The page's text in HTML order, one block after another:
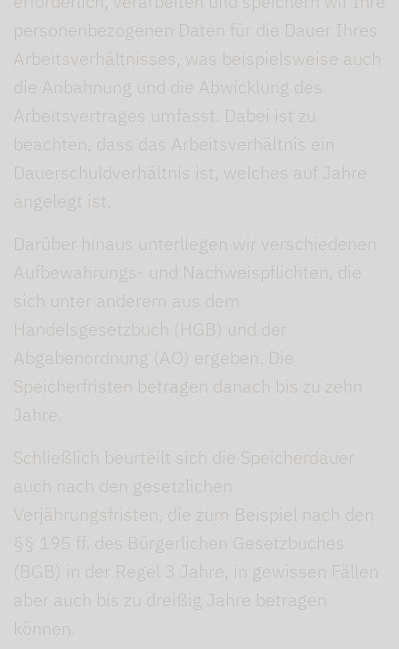
personenbezogenen Daten für die Dauer Ihres
Arbeitsverhältnisses, was beispielsweise auch
die Anbahnung und die Abwicklung des
Arbeitsvertrages umfasst. Dabei ist zu
beachten, dass das Arbeitsverhältnis ein
Dauerschuldverhältnis ist, welches auf Jahre
angelegt ist.
Darüber hinaus unterliegen wir verschiedenen
Aufbewahrungs- und Nachweispflichten, die
sich unter anderem aus dem
Handelsgesetzbuch (HGB) und der
Abgabenordnung (AO) ergeben. Die
Speicherfristen betragen danach bis zu zehn
Jahre.
Schließlich beurteilt sich die Speicherdauer
auch nach den gesetzlichen
Verjährungsfristen, die zum Beispiel nach den
§§ 195 ff. des Bürgerlichen Gesetzbuches
(BGB) in der Regel 3 Jahre, in gewissen Fällen
aber auch bis zu dreißig Jahre betragen
können.